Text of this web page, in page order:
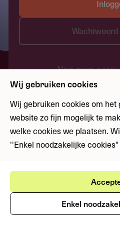
Nog geen
Wij gebruiken cookies
Wij gebruiken cookies om
website zo fijn mogelijk te
welke cookies we plaatsen.
''Enkel noodzakelijke cookies"
Enkel